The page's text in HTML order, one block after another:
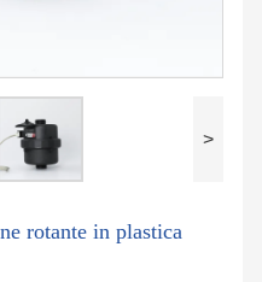
>
rotante in plastica